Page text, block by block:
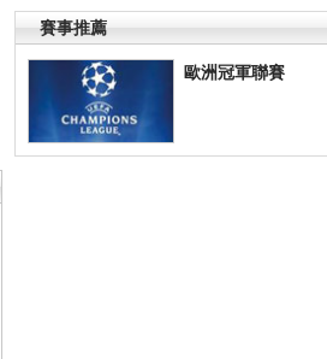
賽事推薦
歐洲冠軍聯賽